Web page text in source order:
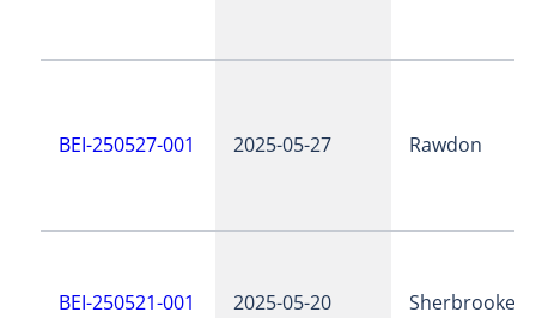
BEI-250527-001 2025-05-27 Rawdon
BEI-250521-001 2025-05-20 Sherbrooke